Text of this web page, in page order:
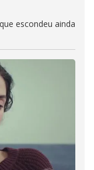
escondeu ainda